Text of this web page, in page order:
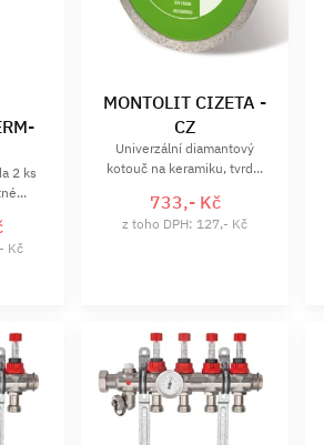
2 ks
Kč
MONTOLIT CIZETA -
CZ
Univerzální diamantový
kotouč na keramiku, tvrd...
733,- Kč
z toho DPH: 127,- Kč